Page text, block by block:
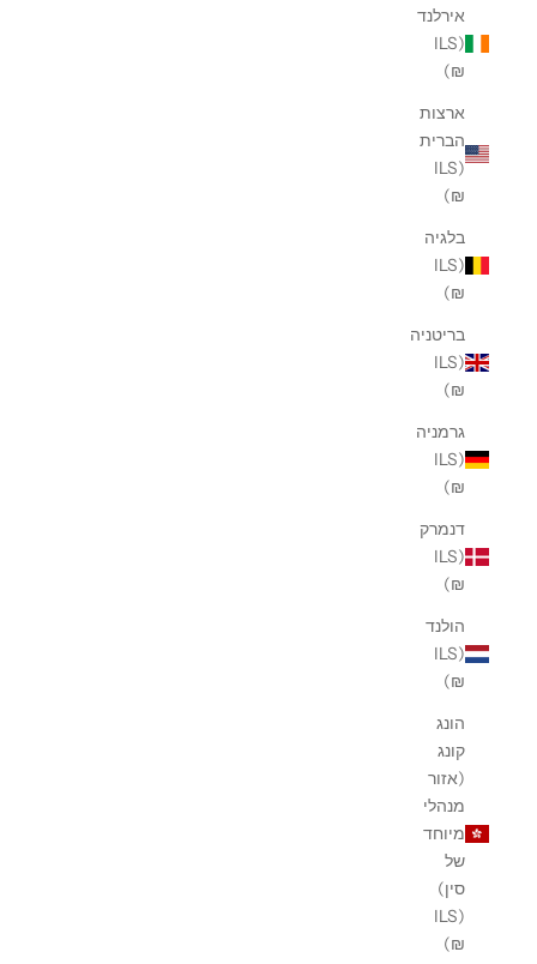
אירלנד
(ILS
₪)
ארצות
הברית
(ILS
₪)
בלגיה
(ILS
₪)
בריטניה
(ILS
₪)
גרמניה
(ILS
₪)
דנמרק
(ILS
₪)
הולנד
(ILS
₪)
הונג
קונג
(אזור
מנהלי
מיוחד
של
סין)
(ILS
₪)